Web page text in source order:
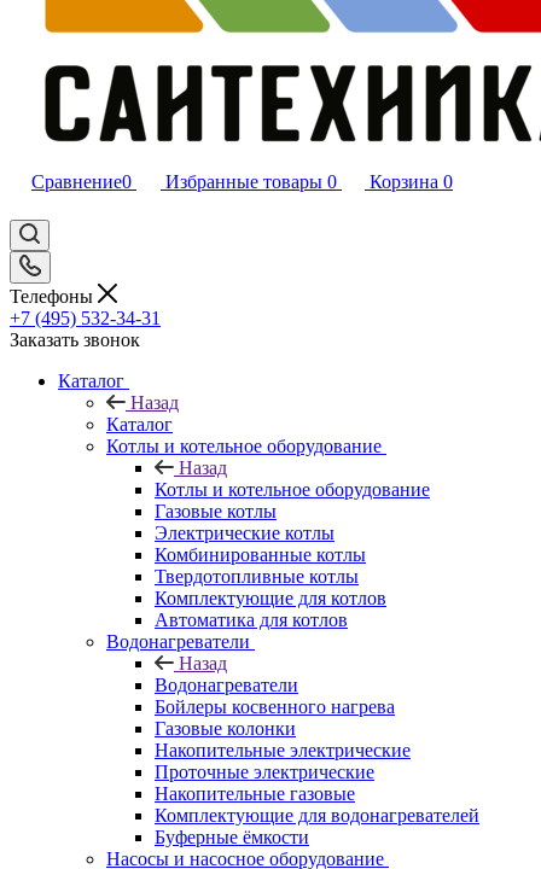
Сравнение0 Избранные товары 0 Корзина 0
Телефоны
+7 (495) 532‑34‑31
Заказать звонок
Каталог
Назад
Каталог
Котлы и котельное оборудование
Назад
Котлы и котельное оборудование
Газовые котлы
Электрические котлы
Комбинированные котлы
Твердотопливные котлы
Комплектующие для котлов
Автоматика для котлов
Водонагреватели
Назад
Водонагреватели
Бойлеры косвенного нагрева
Газовые колонки
Накопительные электрические
Проточные электрические
Накопительные газовые
Комплектующие для водонагревателей
Буферные ёмкости
Насосы и насосное оборудование